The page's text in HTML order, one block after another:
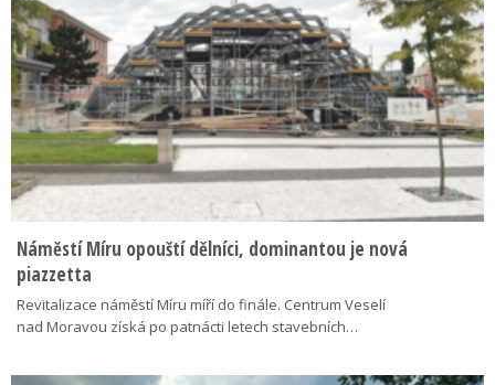
Náměstí Míru opouští dělníci, dominantou je nová
piazzetta
Revitalizace náměstí Míru míří do finále. Centrum Veselí
nad Moravou získá po patnácti letech stavebních…